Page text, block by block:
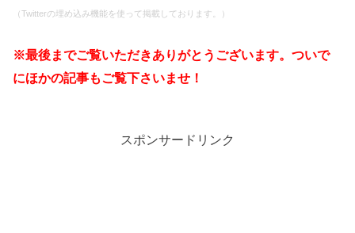
（Twitterの埋め込み機能を使って掲載しております。）
※最後までご覧いただきありがとうございます。ついで
にほかの記事もご覧下さいませ！
スポンサードリンク